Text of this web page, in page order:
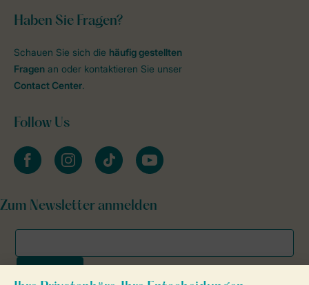
Haben Sie Fragen?
Schauen Sie sich die häufig gestellten
Fragen an oder kontaktieren Sie unser
Contact Center.
Follow Us
facebookinstagramtiktok youtube
Zum Newsletter anmelden